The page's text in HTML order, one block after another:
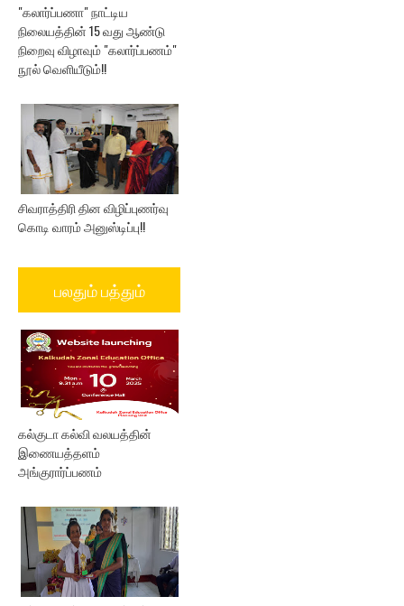
"கலார்ப்பணா" நாட்டிய
நிலையத்தின் 15 வது ஆண்டு
நிறைவு விழாவும் "கலார்ப்பணம்"
நூல் வெளியீடும்!!
சிவராத்திரி தின விழிப்புணர்வு
கொடி வாரம் அனுஸ்டிப்பு!!
பலதும் பத்தும்
கல்குடா கல்வி வலயத்தின்
இணையத்தளம்
அங்குரார்ப்பணம்